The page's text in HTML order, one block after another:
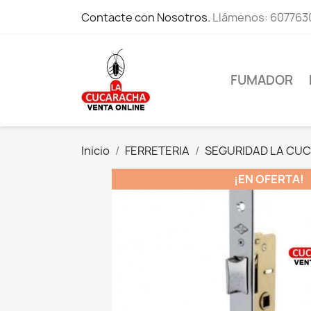
Contacte con Nosotros. Llámenos:
FUMADOR
Inicio FERRETERIA
SEGURIDAD LA
¡EN OFERTA!